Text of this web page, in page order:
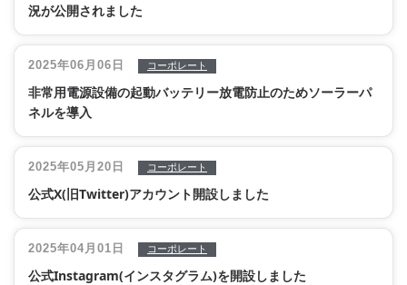
況が公開されました
非常用電源設備の起動バッテリー放電防止のためソーラーパ
ネルを導入
2025年06月06日 コーポレート
公式X(旧Twitter)アカウント開設しました
2025年05月20日 コーポレート
公式Instagram(インスタグラム)を開設しました
2025年04月01日 コーポレート